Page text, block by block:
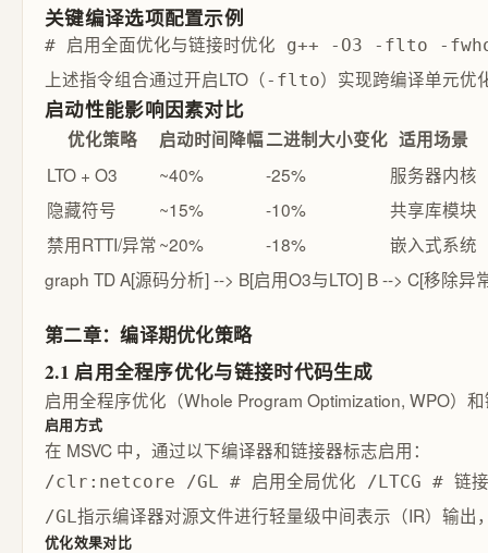
关键编译选项配置示例
# 启用全面优化与链接时优化 g++ -O3 -
上述指令组合通过开启LTO（-flto）实现跨编译单元优
启动性能影响因素对比
优化策略 启动时间降幅二进制大小变化 适用场景
LTO + O3
~40% -25%
服务器内核
隐藏符号
~15% -10%
共享库模块
禁用RTTI/异常~20% -18%
嵌入式系统
graph TD A[源码分析] --> B[启用O3与LTO] B --> C[移除
第二章：编译期优化策略
2.1 启用全程序优化与链接时代码生成
启用全程序优化（Whole Program Optimization, WPO）
启用方式
在 MSVC 中，通过以下编译器和链接器标志启用：
/clr:netcore /GL # 启用全局优化 /LTCG # 链接
/GL指示编译器对源文件进行轻量级中间表示（IR）输出
优化效果对比